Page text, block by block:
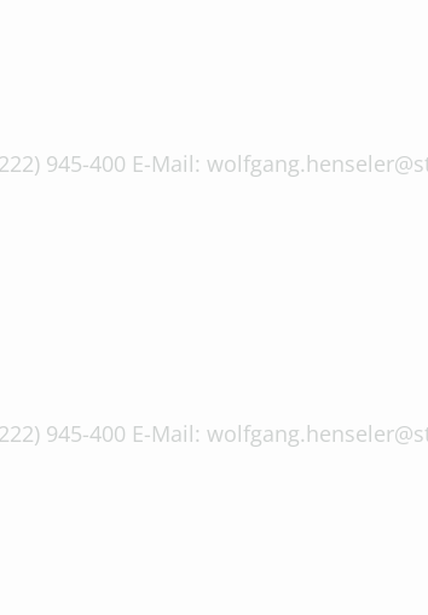
945-400 E-Mail:
945-400 E-Mail: